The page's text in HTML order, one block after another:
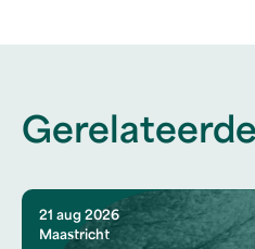
21 aug 2026
Maastricht